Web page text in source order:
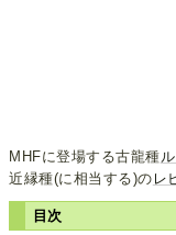
MHFに登場する古龍種
近縁種(に相当する)の レ
目次